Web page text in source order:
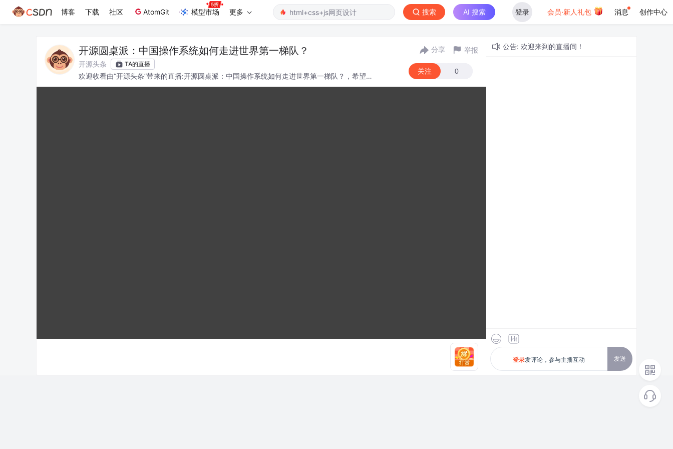
博客 下载 社区 AtomGit 模型市场 更多 搜索 AI 搜索 登录 会员·新人礼包 消息 创作中心
开源圆桌派：中国操作系统如何走进世界第一梯队？
开源头条 TA的直播
欢迎收看由“开源头条”带来的直播:开源圆桌派：中国操作系统如何走进世界第一梯队？，希望各
位能有所收获。
分享 举报
关注 0
公告: 欢迎来到的直播间！
发送
登录发评论，参与主播互动